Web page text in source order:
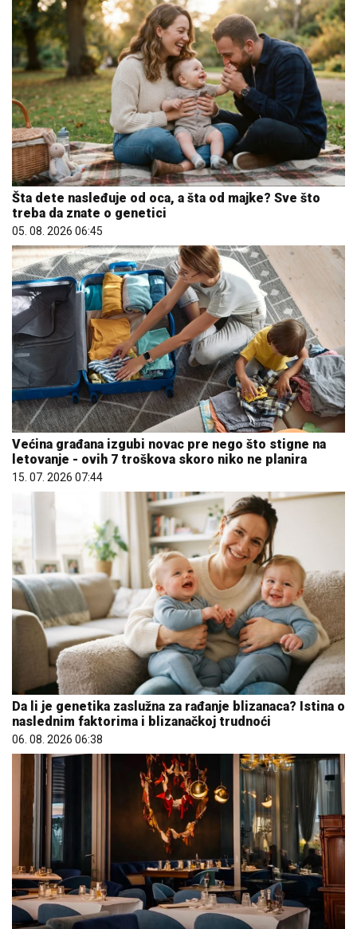
Šta dete nasleđuje od oca, a šta od majke? Sve što
treba da znate o genetici
05. 08. 2026 06:45
Većina građana izgubi novac pre nego što stigne na
letovanje - ovih 7 troškova skoro niko ne planira
15. 07. 2026 07:44
Da li je genetika zaslužna za rađanje blizanaca? Istina o
naslednim faktorima i blizanačkoj trudnoći
06. 08. 2026 06:38